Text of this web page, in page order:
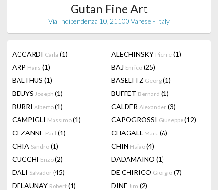
Gutan Fine Art
Via Indipendenza 10, 21100 Varese - Italy
ACCARDI Carla (1) ALECHINSKY Pierre (1)
ARP Hans (1) BAJ Enrico (25)
BALTHUS (1) BASELITZ Georg (1)
BEUYS Joseph (1) BUFFET Bernard (1)
BURRI Alberto (1) CALDER Alexander (3)
CAMPIGLI Massimo (1) CAPOGROSSI Giuseppe(12)
CEZANNE Paul (1) CHAGALL Marc (6)
CHIA Sandro (1) CHIN Hsiao (4)
CUCCHI Enzo (2) DADAMAINO (1)
DALI Salvador (45) DE CHIRICO Giorgio (7)
DELAUNAY Robert (1) DINE Jim (2)